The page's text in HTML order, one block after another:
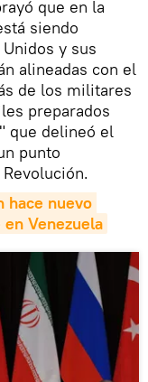
que en la
siendo
y sus
alineadas con el
de los militares
preparados
que delineó el
punto
hace nuevo
Venezuela